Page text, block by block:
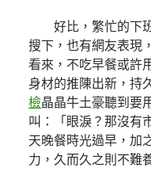
好比，繁忙的下
搜下，也有網友表現
看來，不吃早餐或許
身材的推陳出新，持
檢晶晶牛土豪聽到要
叫：「眼淚？那沒有
天晚餐時光過早，加
力，久而久之則不難